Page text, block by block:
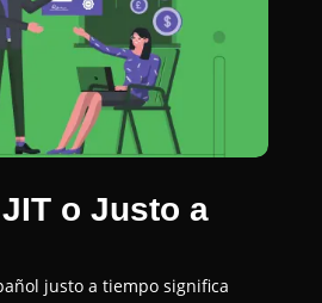
o Justo a
justo a tiempo significa